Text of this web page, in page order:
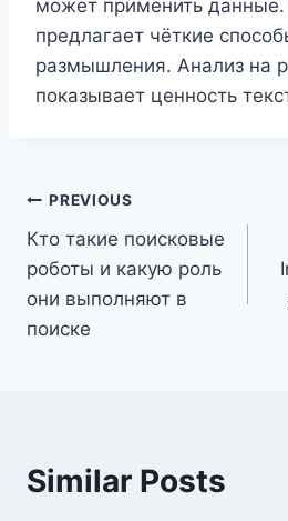
может применить
предлагает чёткие
размышления. Анализ на
показывает ценность
PREVIOUS
Кто такие поисковые
роботы и какую роль
они выполняют в
поиске
Similar Posts